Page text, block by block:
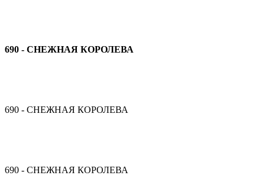
690 - СНЕЖНАЯ КОРОЛЕВА
690 - СНЕЖНАЯ КОРОЛЕВА
690 - СНЕЖНАЯ КОРОЛЕВА